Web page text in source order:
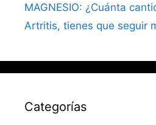
MAGNESIO: ¿Cuánta
Artritis, tienes que seguir
Categorías